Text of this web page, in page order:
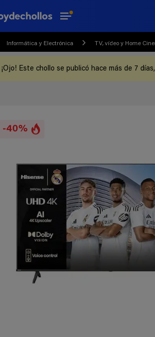
Informática y Electrónica TV, vídeo y Home
¡Ojo! Este chollo se publicó hace más de 7
-40%